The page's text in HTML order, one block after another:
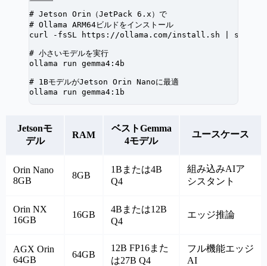
# Jetson Orin（JetPack 6.x）で
# Ollama ARM64ビルドをインストール
curl -fsSL https://ollama.com/install.sh sh
# 小さいモデルを実行
ollama run gemma4:4b
# 1BモデルがJetson Orin Nanoに最適
ollama run gemma4:1b
Jetsonモ
デル
RAM
ベストGemma
4モデル
ユースケース
Orin Nano
8GB
8GB
1Bまたは4B
Q4
組み込みAIア
シスタント
Orin NX
16GB
16GB
4Bまたは12B
Q4
エッジ推論
AGX Orin
64GB
64GB
12B FP16また
は27B Q4
フル機能エッジ
AI